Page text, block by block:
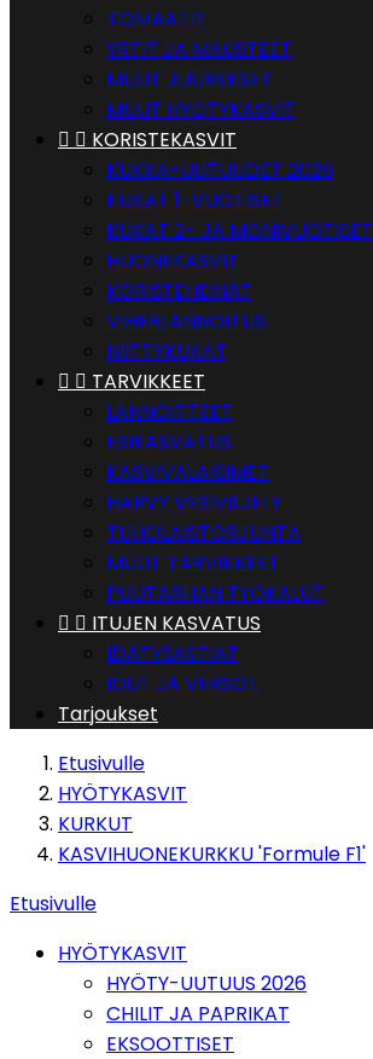
TOMAATIT
YRTIT JA MAUSTEET
MUUT JUUREKSET
MUUT HYÖTYKASVIT
  KORISTEKASVIT
KUKKA-UUTUUDET 2026
KUKAT 1-VUOTISET
KUKAT 2- JA MONIVUOTISET
HUONEKASVIT
KORISTEHEINÄT
VIHERLANNOITUS
NIITTYKUKAT
  TARVIKKEET
LANNOITTEET
ESIKASVATUS
KASVIVALAISIMET
HARVY VESIVILJELY
TUHOLAISTORJUNTA
MUUT TARVIKKEET
PUUTARHAN TYÖKALUT
  ITUJEN KASVATUS
IDÄTYSASTIAT
IDUT JA VERSOT
Tarjoukset
Etusivulle
HYÖTYKASVIT
KURKUT
KASVIHUONEKURKKU 'Formule F1'
Etusivulle
HYÖTYKASVIT
HYÖTY-UUTUUS 2026
CHILIT JA PAPRIKAT
EKSOOTTISET